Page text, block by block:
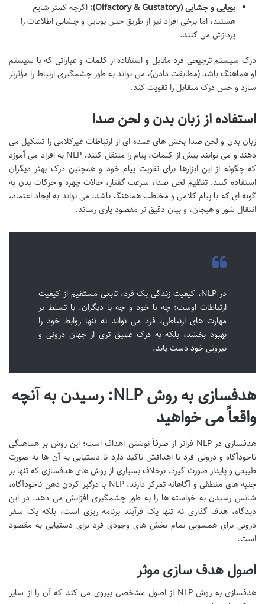
بویایی و چشایی (Olfactory & Gustatory):
اگرچه کمتر شایع
هستند، اما برخی افراد نیز از طریق حس بویایی و چشایی اطلاعات را
پردازش می کنند.
درک سیستم ترجیحی فرد مقابل و استفاده از کلمات و عباراتی که با سیستم
او هماهنگ باشد (مطابقت دادن)، می تواند به طور چشمگیری ارتباط را مؤثرتر
سازد و حس درک متقابل را تقویت کند.
استفاده از زبان بدن و لحن صدا
زبان بدن و لحن صدا بخش های عمده ای از ارتباطات غیرکلامی را تشکیل می
دهند و می توانند بیش از کلمات، پیام را منتقل کنند. NLP به افراد می آموزد
که چگونه از این ابزارها برای تقویت پیام خود و همچنین درک بهتر دیگران
استفاده کنند. تنظیم لحن صدا، سرعت گفتار، حالات چهره و حرکات بدن به
گونه ای که با پیام کلامی و مخاطب هماهنگ باشد، می تواند به ایجاد اعتماد،
انتقال شور و هیجان، و بیان دقیق تر مقصود یاری رساند.
در NLP، کیفیت زندگی یک فرد، تابعی مستقیم از کیفیت
ارتباطات اوست؛ چه با خود و چه با دیگران. با تسلط بر
مهارت های ارتباطی، فرد می تواند نه تنها روابط خود را
بهبود بخشد، بلکه به درک عمیق تری از جهان درونی و
بیرونی خود دست یابد.
هدفسازی به روش NLP: رسیدن به آنچه
واقعاً می خواهید
هدفسازی در NLP فراتر از صرفاً نوشتن اهداف است؛ این روش بر هماهنگی
ناخودآگاه و درونی فرد با اهدافش تاکید دارد تا دستیابی به آن ها به صورت
طبیعی و پایدار صورت گیرد. برخلاف بسیاری از روش های هدفسازی که تنها بر
جنبه های منطقی و آگاهانه تمرکز دارند، NLP با درگیر کردن ذهن ناخودآگاه،
شانس رسیدن به خواسته ها را به طور چشمگیری افزایش می دهد. در این
دیدگاه، هدف گذاری نه تنها یک فرآیند برنامه ریزی است، بلکه یک سفر
درونی برای همسویی تمام بخش های وجودی فرد برای دستیابی به مقصود
است.
اصول هدف سازی موثر
هدفسازی به روش NLP از اصول مشخصی پیروی می کند که آن را از سایر